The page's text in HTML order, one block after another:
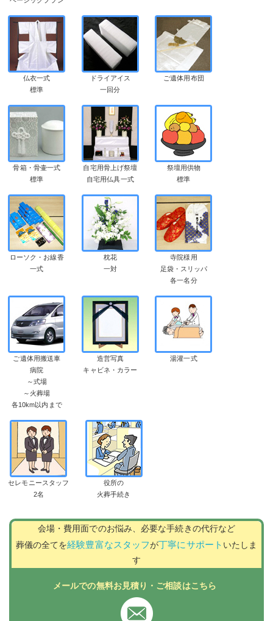
仏衣一式
標準
ドライアイス
一回分
ご遺体用布団
骨箱・骨壷一式
標準
自宅用骨上げ祭壇
自宅用仏具一式
祭壇用供物
標準
ローソク・お線香
一式
枕花
一対
寺院様用
足袋・スリッパ
各一名分
ご遺体用搬送車
病院
～式場
～火葬場
各10km以内まで
造営写真
キャビネ・カラー
湯灌一式
セレモニースタッフ
2名
役所の
火葬手続き
会場・費用面でのお悩み、必要な手続きの代行など
葬儀の全てを経験豊富なスタッフが丁寧にサポート いたしま
す
メールでの無料お見積り・ご相談はこちら